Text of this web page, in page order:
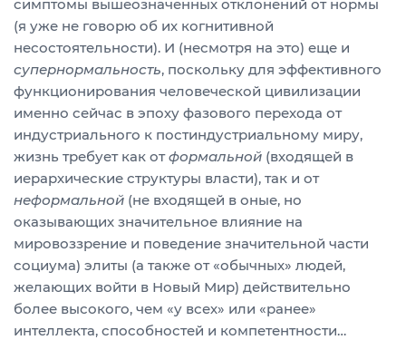
симптомы вышеозначенных отклонений от нормы
(я уже не говорю об их когнитивной
несостоятельности). И (несмотря на это) еще и
супернормальность, поскольку для эффективного
функционирования человеческой цивилизации
именно сейчас в эпоху фазового перехода от
индустриального к постиндустриальному миру,
жизнь требует как отформальной (входящей в
иерархические структуры власти), так и от
неформальной (не входящей в оные, но
оказывающих значительное влияние на
мировоззрение и поведение значительной части
социума) элиты (а также от «обычных» людей,
желающих войти в Новый Мир) действительно
более высокого, чем «у всех» или «ранее»
интеллекта, способностей и компетентности…